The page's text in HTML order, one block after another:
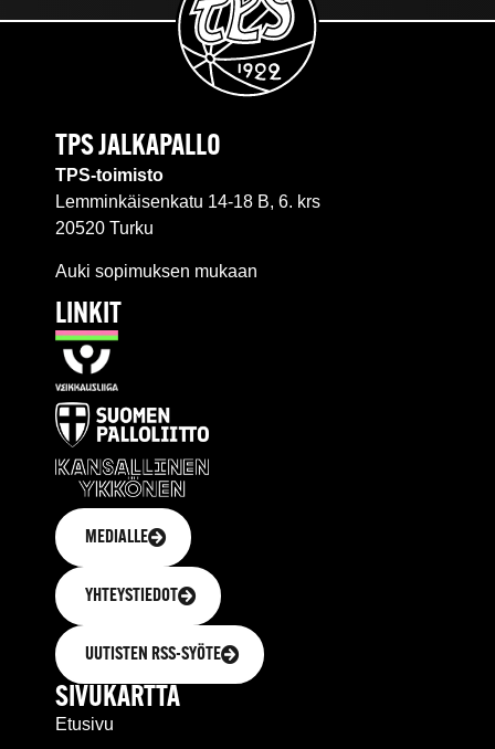
TPS JALKAPALLO
TPS-toimisto
Lemminkäisenkatu 14-18 B, 6. krs
20520 Turku
Auki sopimuksen mukaan
LINKIT
MEDIALLE
YHTEYSTIEDOT
UUTISTEN RSS-SYÖTE
SIVUKARTTA
Etusivu